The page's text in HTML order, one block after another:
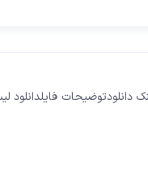
دانلودتوضیحات فایلدانلود